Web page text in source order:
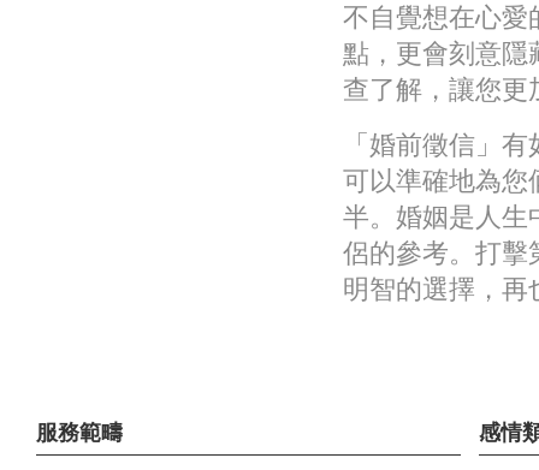
不自覺想在心愛
點，更會刻意隱
查了解，讓您更
「婚前徵信」
可以準確地為您
半。婚姻是人生
侶的參考。打擊
明智的選擇，再
服務範疇 感情